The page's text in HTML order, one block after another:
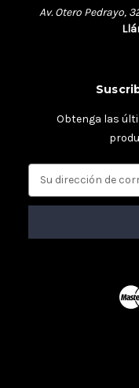
Av. Otero Pedrayo,
Obtenga las
r
c